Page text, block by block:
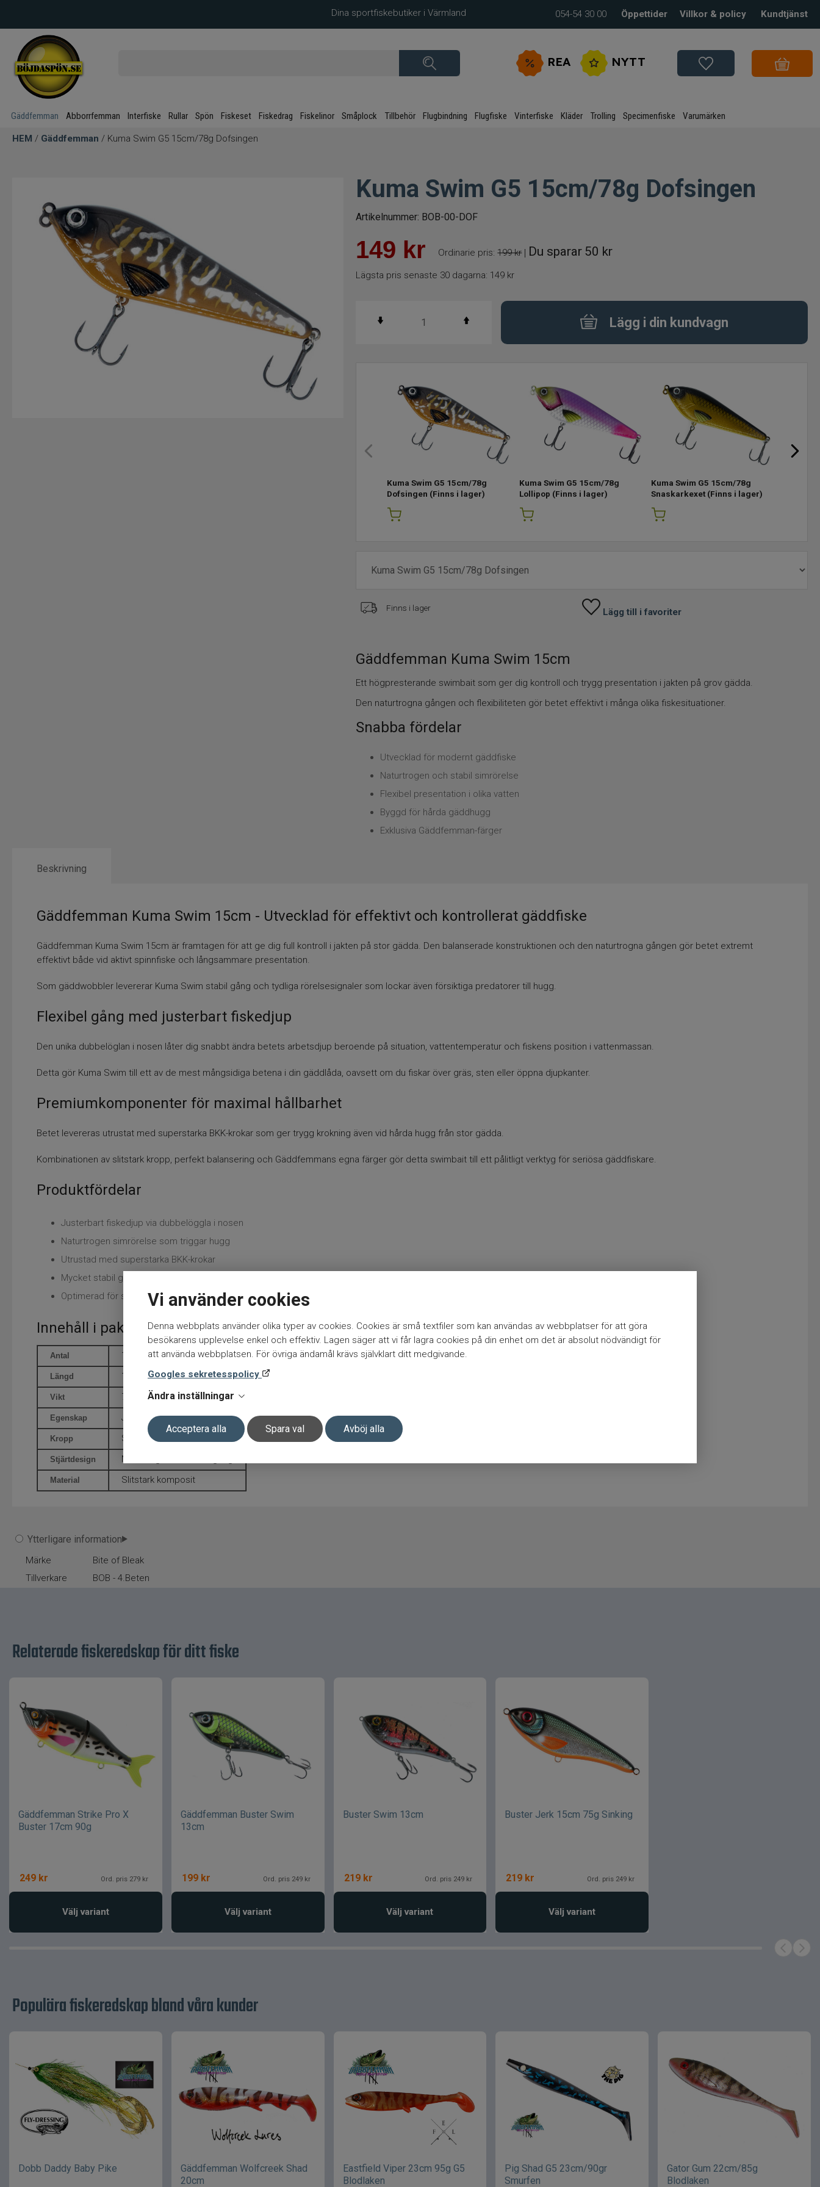
Vi använder cookies
Denna webbplats använder olika typer av cookies. Cookies är små textfiler som kan användas av webbplatser för att göra
besökarens upplevelse enkel och effektiv. Lagen säger att vi får lagra cookies på din enhet om det är absolut nödvändigt för
att använda webbplatsen. För övriga ändamål krävs självklart ditt medgivande.
Googles sekretesspolicy
Ändra inställningar
Acceptera alla Spara val Avböj alla
Dina sportfiskebutiker i Värmland 054-54 30 00 Öppettider Villkor & policy Kundtjänst
REA NYTT
Gäddfemman Abborrfemman Interfiske Rullar Spön Fiskeset Fiskedrag Fiskelinor Småplock Tillbehör Flugbindning Flugfiske Vinterfiske Kläder Trolling Specimenfiske Varumärken
HEM / Gäddfemman / Kuma Swim G5 15cm/78g Dofsingen
Kuma Swim G5 15cm/78g Dofsingen
Artikelnummer: BOB-00-DOF
149 kr Ordinarie pris: 199 kr| Du sparar 50 kr
Lägsta pris senaste 30 dagarna: 149 kr
Lägg i din kundvagn
Kuma Swim G5 15cm/78g
Dofsingen (Finns i lager)
Kuma Swim G5 15cm/78g
Lollipop (Finns i lager)
Kuma Swim G5 15cm/78g
Snaskarkexet(Finns i lager)
Finns i lager Lägg till i favoriter
Gäddfemman Kuma Swim 15cm
Ett högpresterande swimbait som ger dig kontroll och trygg presentation i jakten på grov gädda.
Den naturtrogna gången och flexibiliteten gör betet effektivt i många olika fiskesituationer.
Snabba fördelar
Utvecklad för modernt gäddfiske
Naturtrogen och stabil simrörelse
Flexibel presentation i olika vatten
Byggd för hårda gäddhugg
Exklusiva Gäddfemman-färger
Beskrivning
Gäddfemman Kuma Swim 15cm - Utvecklad för effektivt och kontrollerat gäddfiske
Gäddfemman Kuma Swim 15cm är framtagen för att ge dig full kontroll i jakten på stor gädda. Den balanserade konstruktionen och den naturtrogna gången gör betet extremt
effektivt både vid aktivt spinnfiske och långsammare presentation.
Som gäddwobbler levererar Kuma Swim stabil gång och tydliga rörelsesignaler som lockar även försiktiga predatorer till hugg.
Flexibel gång med justerbart fiskedjup
Den unika dubbelöglan i nosen låter dig snabbt ändra betets arbetsdjup beroende på situation, vattentemperatur och fiskens position i vattenmassan.
Detta gör Kuma Swim till ett av de mest mångsidiga betena i din gäddlåda, oavsett om du fiskar över gräs, sten eller öppna djupkanter.
Premiumkomponenter för maximal hållbarhet
Betet levereras utrustat med superstarka BKK-krokar som ger trygg krokning även vid hårda hugg från stor gädda.
Kombinationen av slitstark kropp, perfekt balansering och Gäddfemmans egna färger gör detta swimbait till ett pålitligt verktyg för seriösa gäddfiskare.
Produktfördelar
Justerbart fiskedjup via dubbelöggla i nosen
Naturtrogen simrörelse som triggar hugg
Utrustad med superstarka BKK-krokar
Mycket stabil gång i olika hastigheter
Optimerad för stort gäddfiske
Innehåll i paketet
Antal 1 st
Längd 15 cm
Vikt 78 g
Egenskap Justerbart fiskedjup
Kropp Solid plastkropp
Stjärtdesign Naturtrogen swimbait-gång
Material Slitstark komposit
Ytterligare information
Märke
Bite of Bleak
Tillverkare
BOB - 4.Beten
Relaterade fiskeredskap för ditt fiske
Gäddfemman Strike Pro X
Buster 17cm 90g
249 kr Ord. pris 279 kr
Välj variant
Gäddfemman Buster Swim
13cm
199 kr Ord. pris 249 kr
Välj variant
Buster Swim 13cm
219 kr Ord. pris 249 kr
Välj variant
Buster Jerk 15cm 75g Sinking
219 kr Ord. pris 249 kr
Välj variant
Populära fiskeredskap bland våra kunder
Dobb Daddy Baby Pike
Gäddfemman Wolfcreek Shad
20cm
Eastfield Viper 23cm 95g G5
Blodlaken
Pig Shad G5 23cm/90gr
Smurfen
Gator Gum 22cm/85g
Blodlaken